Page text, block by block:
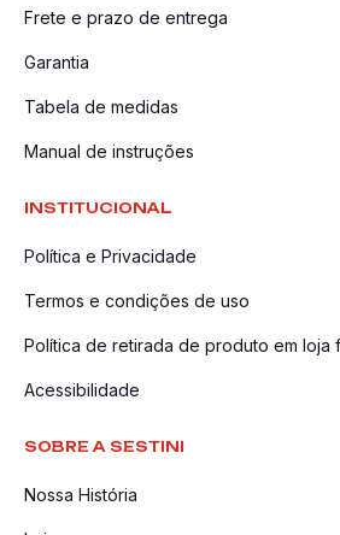
Frete e prazo de entrega
Garantia
Tabela de medidas
Manual de instruções
INSTITUCIONAL
Política e Privacidade
Termos e condições de uso
Política de retirada de produto em loja
Acessibilidade
SOBRE A SESTINI
Nossa História